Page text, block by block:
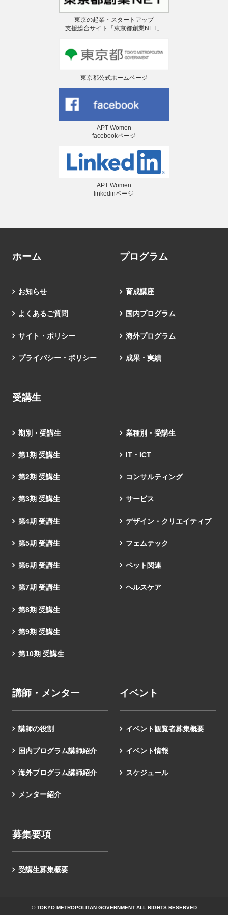
東京の起業・スタートアップ
支援総合サイト「東京都創業NET」
東京都公式ホームページ
APT Women
facebookページ
APT Women
linkedinページ
ホーム
お知らせ
よくあるご質問
サイト・ポリシー
プライバシー・ポリシー
プログラム
育成講座
国内プログラム
海外プログラム
成果・実績
受講生
期別・受講生
第1期 受講生
第2期 受講生
第3期 受講生
第4期 受講生
第5期 受講生
第6期 受講生
第7期 受講生
第8期 受講生
第9期 受講生
第10期 受講生
業種別・受講生
IT・ICT
コンサルティング
サービス
デザイン・クリエイティブ
フェムテック
ペット関連
ヘルスケア
講師・メンター
講師の役割
国内プログラム講師紹介
海外プログラム講師紹介
メンター紹介
イベント
イベント観覧者募集概要
イベント情報
スケジュール
募集要項
受講生募集概要
© TOKYO METROPOLITAN GOVERNMENT ALL RIGHTS RESERVED